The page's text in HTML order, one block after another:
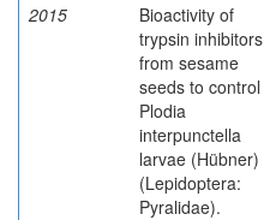
2015
Bioactivity of
trypsin inhibitors
from sesame
seeds to control
Plodia
interpunctella
larvae (Hübner)
(Lepidoptera:
Pyralidae).